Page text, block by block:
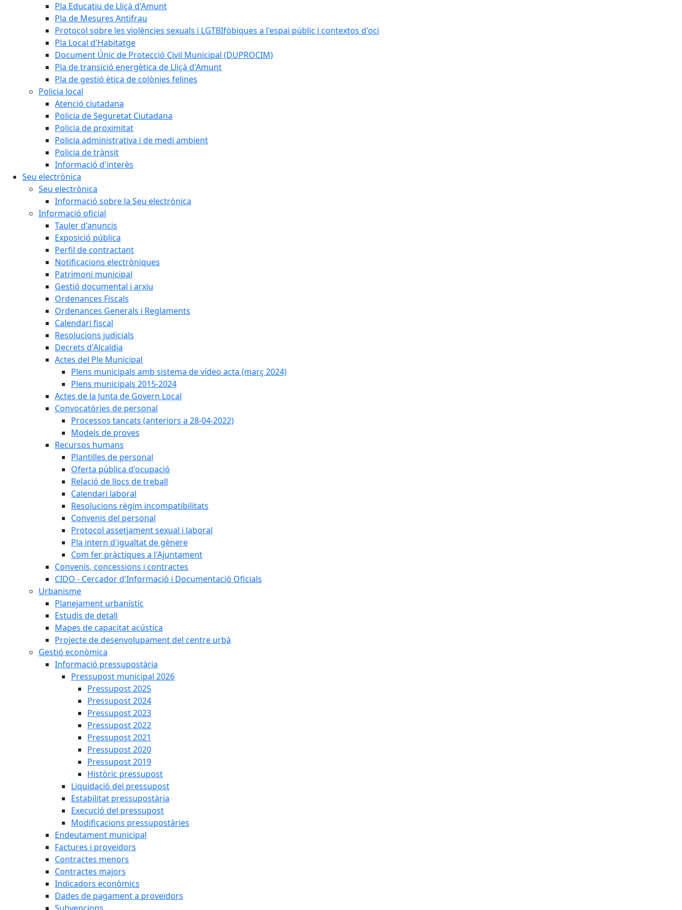
Pla Educatiu de Lliçà d'Amunt
Pla de Mesures Antifrau
Protocol sobre les violències sexuals i LGTBIfòbiques a l'espai públic i contextos d'oci
Pla Local d'Habitatge
Document Únic de Protecció Civil Municipal (DUPROCIM)
Pla de transició energètica de Lliçà d'Amunt
Pla de gestió ètica de colònies felines
Policia local
Atenció ciutadana
Policia de Seguretat Ciutadana
Policia de proximitat
Policia administrativa i de medi ambient
Policia de trànsit
Informació d'interès
Seu electrònica
Seu electrònica
Informació sobre la Seu electrònica
Informació oficial
Tauler d'anuncis
Exposició pública
Perfil de contractant
Notificacions electròniques
Patrimoni municipal
Gestió documental i arxiu
Ordenances Fiscals
Ordenances Generals i Reglaments
Calendari fiscal
Resolucions judicials
Decrets d'Alcaldia
Actes del Ple Municipal
Plens municipals amb sistema de vídeo acta (març 2024)
Plens municipals 2015-2024
Actes de la Junta de Govern Local
Convocatòries de personal
Processos tancats (anteriors a 28-04-2022)
Models de proves
Recursos humans
Plantilles de personal
Oferta pública d'ocupació
Relació de llocs de treball
Calendari laboral
Resolucions règim incompatibilitats
Convenis del personal
Protocol assetjament sexual i laboral
Pla intern d'igualtat de gènere
Com fer pràctiques a l'Ajuntament
Convenis, concessions i contractes
CIDO - Cercador d'Informació i Documentació Oficials
Urbanisme
Planejament urbanístic
Estudis de detall
Mapes de capacitat acústica
Projecte de desenvolupament del centre urbà
Gestió econòmica
Informació pressupostària
Pressupost municipal 2026
Pressupost 2025
Pressupost 2024
Pressupost 2023
Pressupost 2022
Pressupost 2021
Pressupost 2020
Pressupost 2019
Històric pressupost
Liquidació del pressupost
Estabilitat pressupostària
Execució del pressupost
Modificacions pressupostàries
Endeutament municipal
Factures i proveïdors
Contractes menors
Contractes majors
Indicadors econòmics
Dades de pagament a proveïdors